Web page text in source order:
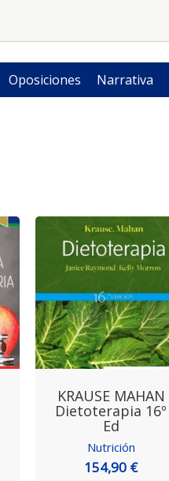
Oposiciones Narrativa
KRAUSE MAHAN
Dietoterapia 16º
Ed
Nutrición
154,90 €